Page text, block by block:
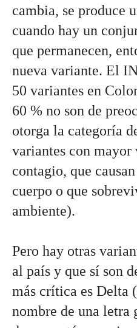
cambia, se produce
cuando hay un
que permanecen,
nueva variante. El
50 variantes en
60 % no son de
otorga la categoría
variantes con mayor
contagio, que
cuerpo o que
ambiente).
Pero hay otras
al país y que sí son
más crítica es Delta
nombre de una letra